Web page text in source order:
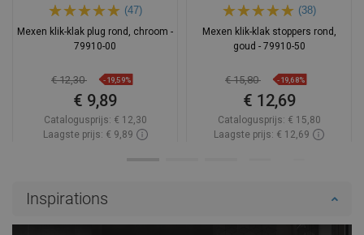
(47)
Mexen klik-klak plug rond, chroom -
79910-00
€ 12,30 -19,59%
€ 9,89
Catalogusprijs: € 12,30
Laagste prijs: € 9,89
(38)
Mexen klik-klak stoppers rond,
goud - 79910-50
€ 15,80 -19,68%
€ 12,69
Catalogusprijs: € 15,80
Laagste prijs: € 12,69
Inspirations